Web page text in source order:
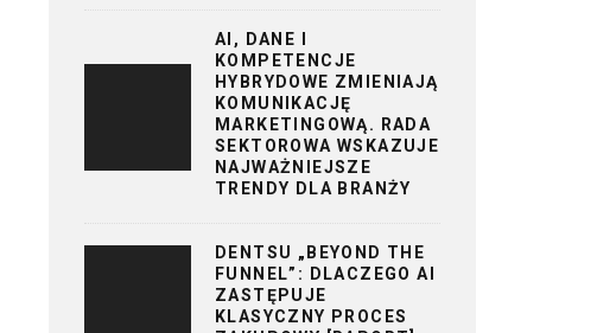
AI, DANE I
KOMPETENCJE
HYBRYDOWE ZMIENIAJĄ
KOMUNIKACJĘ
MARKETINGOWĄ. RADA
SEKTOROWA WSKAZUJE
NAJWAŻNIEJSZE
TRENDY DLA BRANŻY
DENTSU „BEYOND THE
FUNNEL”: DLACZEGO AI
ZASTĘPUJE
KLASYCZNY PROCES